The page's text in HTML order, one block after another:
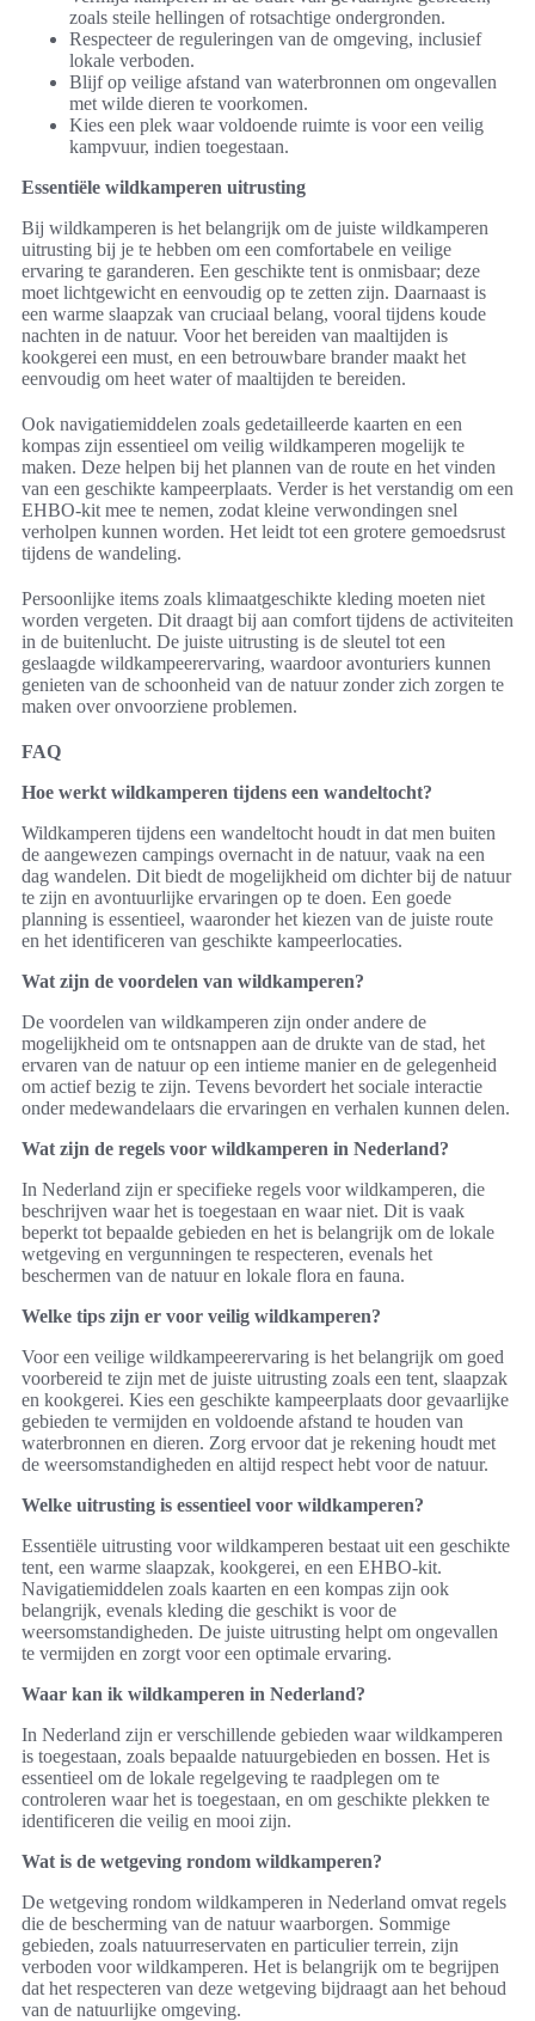
zoals steile hellingen of rotsachtige ondergronden.
Respecteer de reguleringen van de omgeving, inclusief
lokale verboden.
Blijf op veilige afstand van waterbronnen om ongevallen
met wilde dieren te voorkomen.
Kies een plek waar voldoende ruimte is voor een veilig
kampvuur, indien toegestaan.
Essentiële wildkamperen uitrusting
Bij wildkamperen is het belangrijk om de juiste wildkamperen
uitrusting bij je te hebben om een comfortabele en veilige
ervaring te garanderen. Een geschikte tent is onmisbaar; deze
moet lichtgewicht en eenvoudig op te zetten zijn. Daarnaast is
een warme slaapzak van cruciaal belang, vooral tijdens koude
nachten in de natuur. Voor het bereiden van maaltijden is
kookgerei een must, en een betrouwbare brander maakt het
eenvoudig om heet water of maaltijden te bereiden.
Ook navigatiemiddelen zoals gedetailleerde kaarten en een
kompas zijn essentieel om veilig wildkamperen mogelijk te
maken. Deze helpen bij het plannen van de route en het vinden
van een geschikte kampeerplaats. Verder is het verstandig om een
EHBO-kit mee te nemen, zodat kleine verwondingen snel
verholpen kunnen worden. Het leidt tot een grotere gemoedsrust
tijdens de wandeling.
Persoonlijke items zoals klimaatgeschikte kleding moeten niet
worden vergeten. Dit draagt bij aan comfort tijdens de activiteiten
in de buitenlucht. De juiste uitrusting is de sleutel tot een
geslaagde wildkampeerervaring, waardoor avonturiers kunnen
genieten van de schoonheid van de natuur zonder zich zorgen te
maken over onvoorziene problemen.
FAQ
Hoe werkt wildkamperen tijdens een wandeltocht?
Wildkamperen tijdens een wandeltocht houdt in dat men buiten
de aangewezen campings overnacht in de natuur, vaak na een
dag wandelen. Dit biedt de mogelijkheid om dichter bij de natuur
te zijn en avontuurlijke ervaringen op te doen. Een goede
planning is essentieel, waaronder het kiezen van de juiste route
en het identificeren van geschikte kampeerlocaties.
Wat zijn de voordelen van wildkamperen?
De voordelen van wildkamperen zijn onder andere de
mogelijkheid om te ontsnappen aan de drukte van de stad, het
ervaren van de natuur op een intieme manier en de gelegenheid
om actief bezig te zijn. Tevens bevordert het sociale interactie
onder medewandelaars die ervaringen en verhalen kunnen delen.
Wat zijn de regels voor wildkamperen in Nederland?
In Nederland zijn er specifieke regels voor wildkamperen, die
beschrijven waar het is toegestaan en waar niet. Dit is vaak
beperkt tot bepaalde gebieden en het is belangrijk om de lokale
wetgeving en vergunningen te respecteren, evenals het
beschermen van de natuur en lokale flora en fauna.
Welke tips zijn er voor veilig wildkamperen?
Voor een veilige wildkampeerervaring is het belangrijk om goed
voorbereid te zijn met de juiste uitrusting zoals een tent, slaapzak
en kookgerei. Kies een geschikte kampeerplaats door gevaarlijke
gebieden te vermijden en voldoende afstand te houden van
waterbronnen en dieren. Zorg ervoor dat je rekening houdt met
de weersomstandigheden en altijd respect hebt voor de natuur.
Welke uitrusting is essentieel voor wildkamperen?
Essentiële uitrusting voor wildkamperen bestaat uit een geschikte
tent, een warme slaapzak, kookgerei, en een EHBO-kit.
Navigatiemiddelen zoals kaarten en een kompas zijn ook
belangrijk, evenals kleding die geschikt is voor de
weersomstandigheden. De juiste uitrusting helpt om ongevallen
te vermijden en zorgt voor een optimale ervaring.
Waar kan ik wildkamperen in Nederland?
In Nederland zijn er verschillende gebieden waar wildkamperen
is toegestaan, zoals bepaalde natuurgebieden en bossen. Het is
essentieel om de lokale regelgeving te raadplegen om te
controleren waar het is toegestaan, en om geschikte plekken te
identificeren die veilig en mooi zijn.
Wat is de wetgeving rondom wildkamperen?
De wetgeving rondom wildkamperen in Nederland omvat regels
die de bescherming van de natuur waarborgen. Sommige
gebieden, zoals natuurreservaten en particulier terrein, zijn
verboden voor wildkamperen. Het is belangrijk om te begrijpen
dat het respecteren van deze wetgeving bijdraagt aan het behoud
van de natuurlijke omgeving.